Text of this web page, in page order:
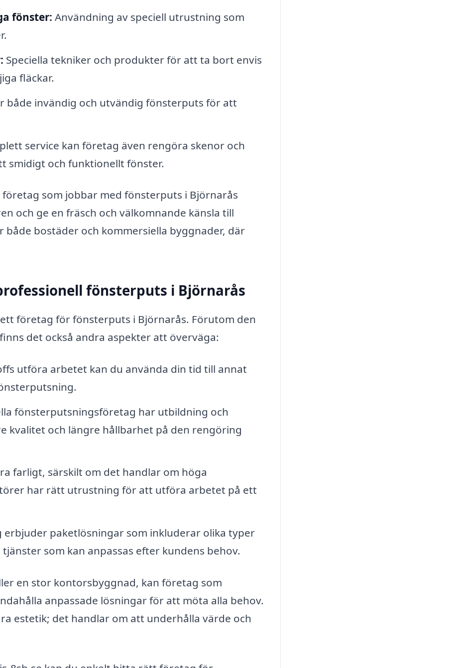
fönster: Användning av speciell utrustning som
Speciella tekniker och produkter för att ta bort envis
fläckar.
både invändig och utvändig fönsterputs för att
service kan företag även rengöra skenor och
smidigt och funktionellt fönster.
som jobbar med fönsterputs i Björnarås
och ge en fräsch och välkomnande känsla till
bostäder och kommersiella byggnader, där
fönsterputs i Björnarås
företag för fönsterputs i Björnarås. Förutom den
det också andra aspekter att överväga:
utföra arbetet kan du använda din tid till annat
fönsterputsningsföretag har utbildning och
kvalitet och längre hållbarhet på den rengöring
farligt, särskilt om det handlar om höga
har rätt utrustning för att utföra arbetet på ett
erbjuder paketlösningar som inkluderar olika typer
som kan anpassas efter kundens behov.
en stor kontorsbyggnad, kan företag som
anpassade lösningar för att möta alla behov.
estetik; det handlar om att underhålla värde och